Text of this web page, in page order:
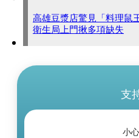
高雄豆漿店驚見「料理鼠
衛生局上門揪多項缺失
支
小